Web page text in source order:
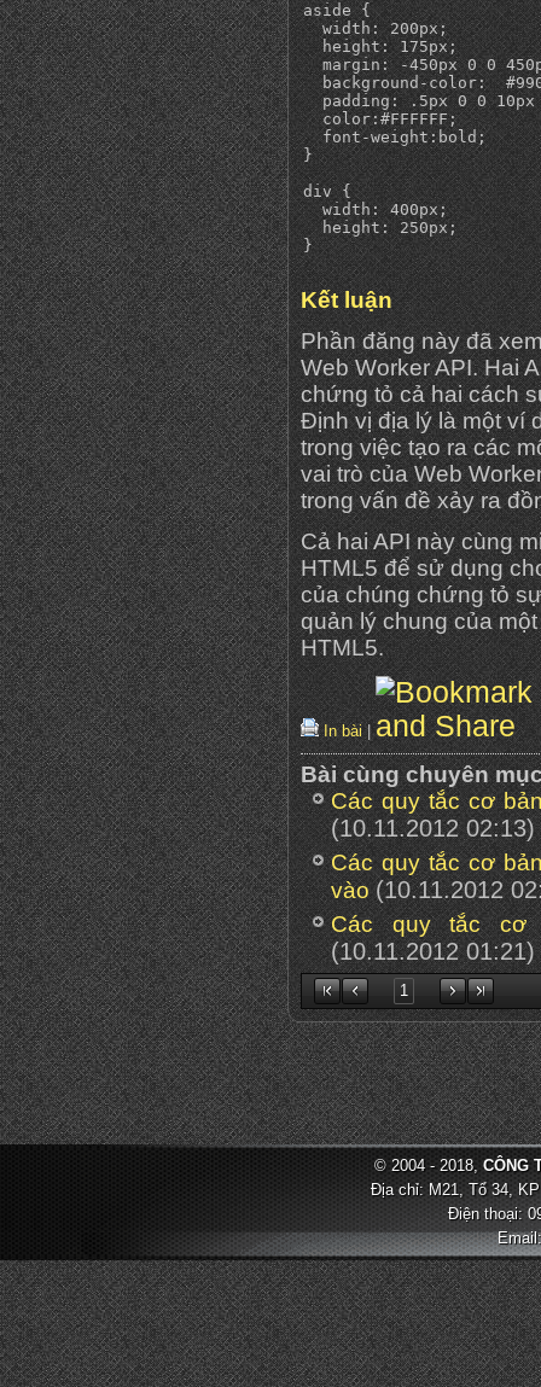
aside {
  width: 200px;
  height: 175px;
margin: -450px 0 0
background-color:
padding: .5px 0 0
  color:#FFFFFF;
  font-weight:bold;
}
div {
  width: 400px;
  height: 250px;
}
Kết luận
Phần đăng này đã
Web Worker API. Hai
chứng tỏ cả hai cách
Định vị địa lý là một ví
trong việc tạo ra các
vai trò của Web
trong vấn đề xảy ra
Cả hai API này cùng
HTML5 để sử dụng
của chúng chứng tỏ
quản lý chung của
HTML5.
In bài|
Bài cùng chuyên
Các quy tắc cơ
(10.11.2012 02:13)
Các quy tắc cơ
vào (10.11.2012
Các quy tắc cơ
(10.11.2012 01:21)
1
© 2004 - 2018, CÔNG
Địa chỉ: M21, Tổ 34,
Điện thoại: